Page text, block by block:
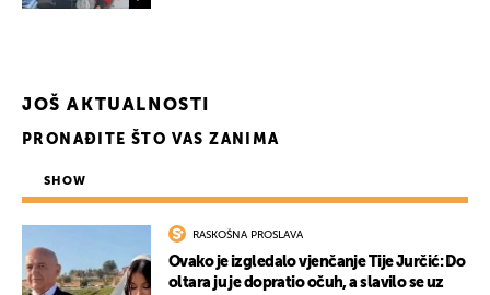
JOŠ AKTUALNOSTI
PRONAĐITE ŠTO VAS ZANIMA
SHOW
RASKOŠNA PROSLAVA
Ovako je izgledalo vjenčanje Tije Jurčić: Do
oltara ju je dopratio očuh, a slavilo se uz